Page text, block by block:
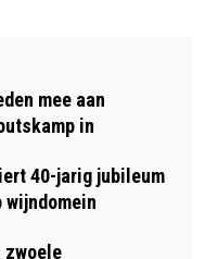
VOOR
IN DE
IN
mee aan
in
40-jarig jubileum
zwoele